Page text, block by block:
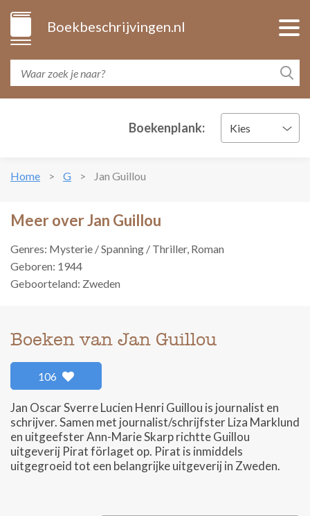
Boekbeschrijvingen.nl
Boekenplank: Kies
Home G Jan Guillou
Meer over Jan Guillou
Genres: Mysterie / Spanning / Thriller, Roman
Geboren: 1944
Geboorteland: Zweden
Boeken van Jan Guillou
106
Jan Oscar Sverre Lucien Henri Guillou is journalist en
schrijver. Samen met journalist/schrijfster Liza Marklund
en uitgeefster Ann-Marie Skarp richtte Guillou
uitgeverij Pirat förlaget op. Pirat is inmiddels
uitgegroeid tot een belangrijke uitgeverij in Zweden.